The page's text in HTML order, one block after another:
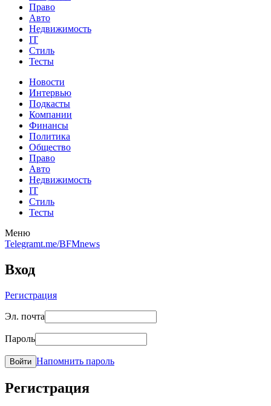
Право
Авто
Недвижимость
IT
Стиль
Тесты
Новости
Интервью
Подкасты
Компании
Финансы
Политика
Общество
Право
Авто
Недвижимость
IT
Стиль
Тесты
Меню
Telegramt.me/BFMnews
Вход
Регистрация
Эл. почта
Пароль
Войти Напомнить пароль
Регистрация